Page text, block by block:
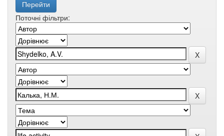
Поточні фільтри: